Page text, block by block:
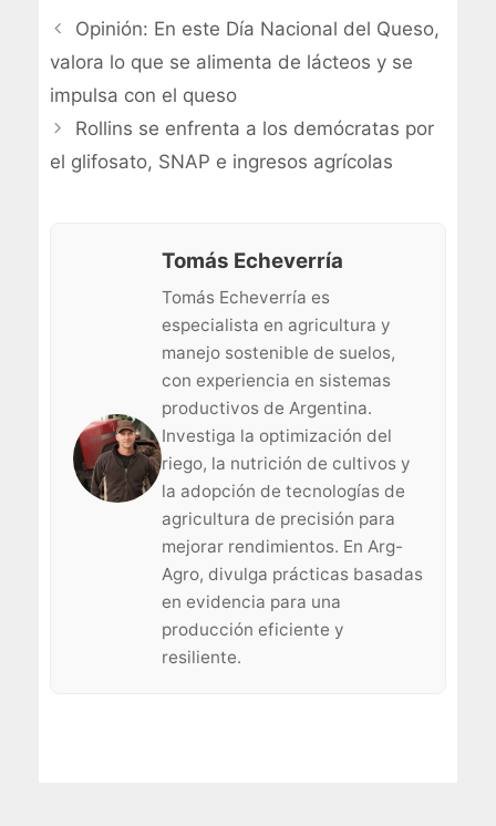
Opinión: En este Día Nacional del Queso,
valora lo que se alimenta de lácteos y se
impulsa con el queso
Rollins se enfrenta a los demócratas por
el glifosato, SNAP e ingresos agrícolas
Tomás Echeverría
Tomás Echeverría es
especialista en agricultura y
manejo sostenible de suelos,
con experiencia en sistemas
productivos de Argentina.
Investiga la optimización del
riego, la nutrición de cultivos y
la adopción de tecnologías de
agricultura de precisión para
mejorar rendimientos. En Arg-
Agro, divulga prácticas basadas
en evidencia para una
producción eficiente y
resiliente.